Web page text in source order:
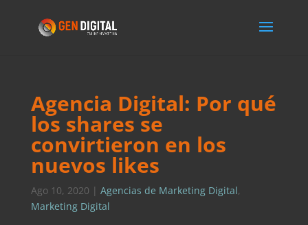
Agencia Digital: Por qué
los shares se
convirtieron en los
nuevos likes
Ago 10, 2020 | Agencias de Marketing Digital,
Marketing Digital